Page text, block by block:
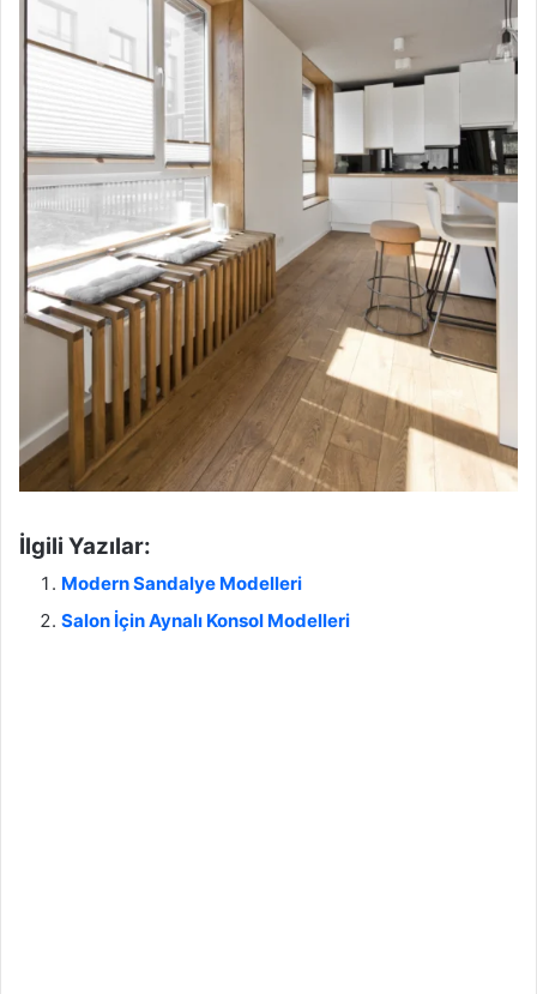
İlgili Yazılar:
Modern Sandalye Modelleri
Salon İçin Aynalı Konsol Modelleri